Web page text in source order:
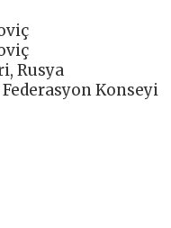
Rusya
Konseyi